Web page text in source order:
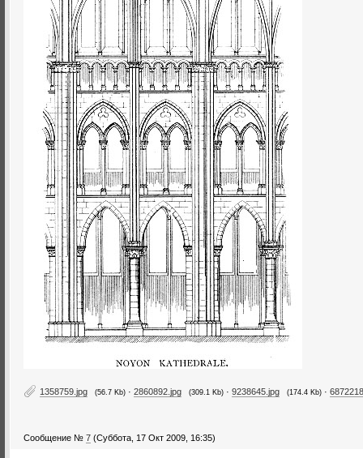
1358759.jpg (56.7 Kb) · 2860892.jpg (309.1 Kb) · 9238645.jpg (174.4 Kb) ·
Сообщение № 7 (Суббота, 17 Окт 2009, 16:35)